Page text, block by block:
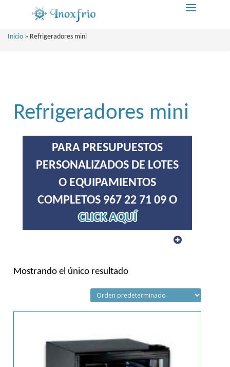
Inicio » Refrigeradores mini
Refrigeradores mini
PARA PRESUPUESTOS
PERSONALIZADOS DE LOTES
O EQUIPAMIENTOS
COMPLETOS 967 22 71 09 O
CLICK AQUÍ
Mostrando el único resultado